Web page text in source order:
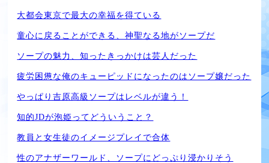
大都会東京で最大の幸福を得ている
童心に戻ることができる、神聖なる地がソープだ
ソープの魅力、知ったきっかけは芸人だった
疲労困憊な俺のキューピッドになったのはソープ嬢だった
やっぱり吉原高級ソープはレベルが違う！
知的JDが泡姫ってどういうこと？
教員と女生徒のイメージプレイで合体
性のアナザーワールド、ソープにどっぷり浸かりそう